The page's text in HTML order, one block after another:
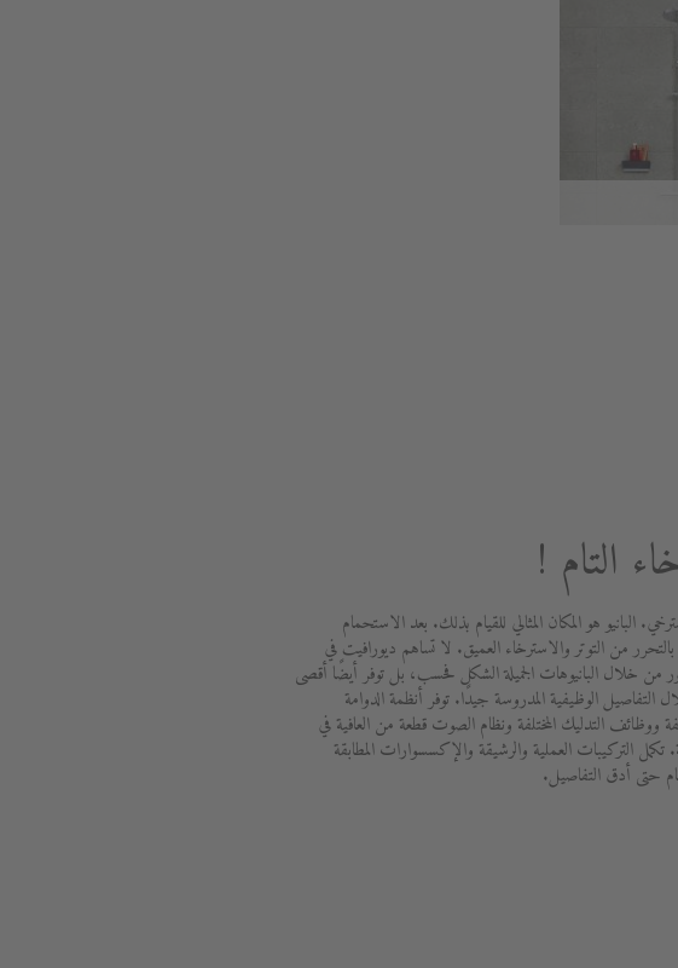
التام !
البانيو هو المكان المثالي للقيام بذلك. بعد الاستحمام
من التوتر والاسترخاء العميق. لا تساهم ديورافيت في
من خلال البانيوهات الجميلة الشكل فحسب، بل توفر أيضًا أقصى
الوظيفية المدروسة جيدًا. توفر أنظمة الدوامة
ووظائف التدليك المختلفة ونظام الصوت قطعة من العافية في
التركيبات العملية والرشيقة والإكسسوارات المطابقة
حتى أدق التفاصيل.